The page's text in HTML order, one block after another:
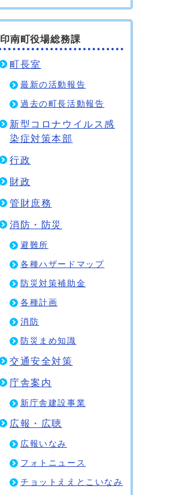
印南町役場総務課
町長室
最新の活動報告
過去の町長活動報告
新型コロナウイルス感
染症対策本部
行政
財政
管財庶務
消防・防災
避難所
各種ハザードマップ
防災対策補助金
各種計画
消防
防災まめ知識
交通安全対策
庁舎案内
新庁舎建設事業
広報・広聴
広報いなみ
フォトニュース
チョットええとこいなみ